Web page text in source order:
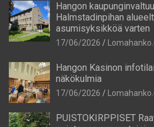
Hangon
Halmstadinpihan
asumisyksikköä varten
17/06/2026
Hangon Kasinon
näkökulmia
17/06/2026
PUISTOKIRPPISET